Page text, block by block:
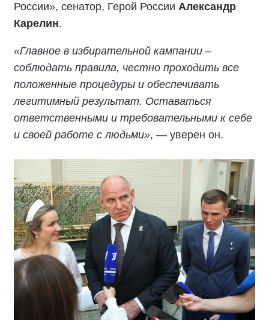
России», сенатор, Герой России Александр
Карелин.
«Главное в избирательной кампании –
соблюдать правила, честно проходить все
положенные процедуры и обеспечивать
легитимный результат. Оставаться
ответственными и требовательными к себе
и своей работе с людьми», — уверен он.